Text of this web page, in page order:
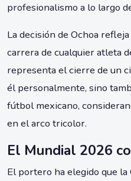
profesionalismo a lo largo
La decisión de Ochoa
carrera de cualquier atleta
representa el cierre de un
él personalmente, sino
fútbol mexicano,
en el arco tricolor.
El Mundial 2026
El portero ha elegido que